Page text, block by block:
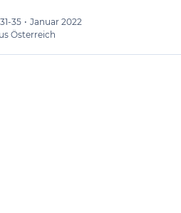
31-35 • Januar 2022
Österreich